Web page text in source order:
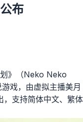
布
》（Neko Neko
戏，由虚拟主播美月
支持简体中文、繁体